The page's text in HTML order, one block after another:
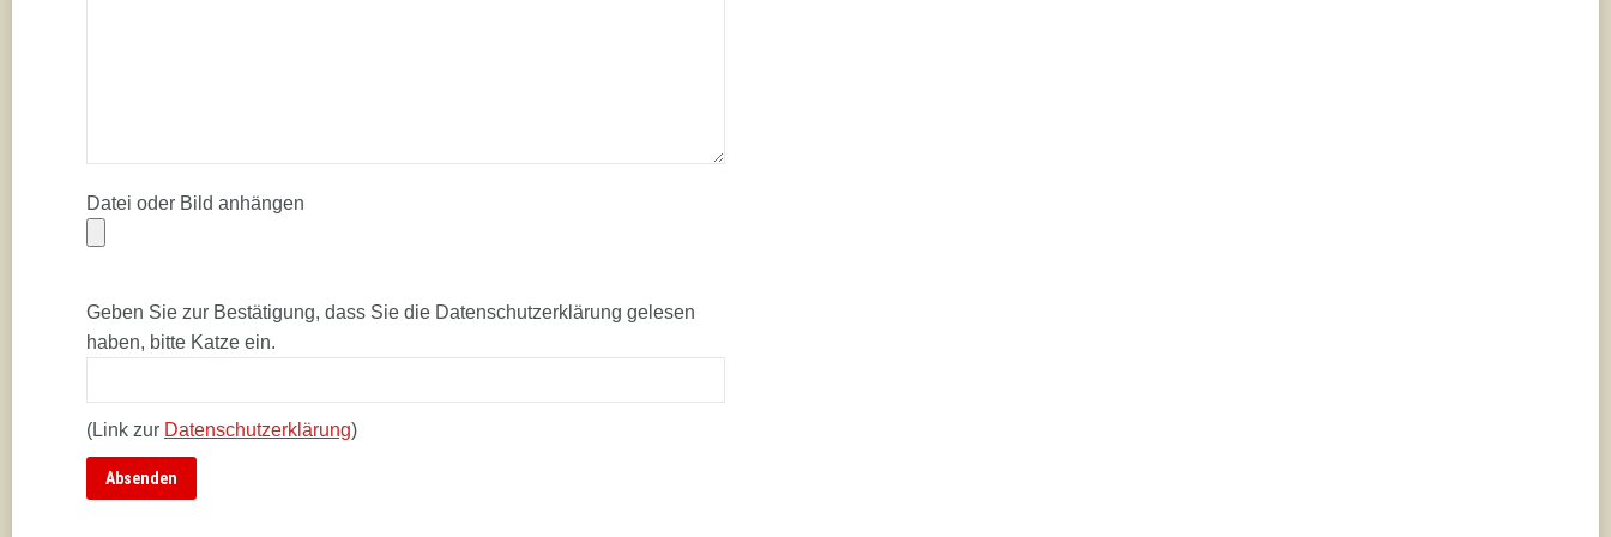
Datei oder Bild anhängen
Geben Sie zur Bestätigung, dass Sie die Datenschutzerklärung gelesen
haben, bitte Katze ein.
(Link zur Datenschutzerklärung)